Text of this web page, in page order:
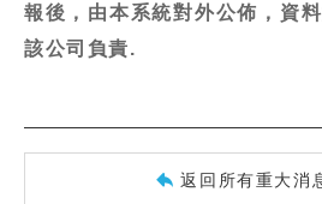
報後，由本系統對外公佈，資
該公司負責.
返回所有重大消